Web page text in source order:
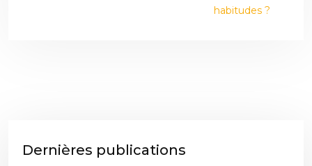
habitudes ?
Dernières publications